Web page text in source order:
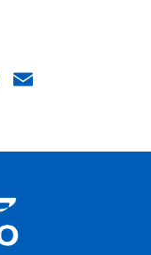
WhatsApp